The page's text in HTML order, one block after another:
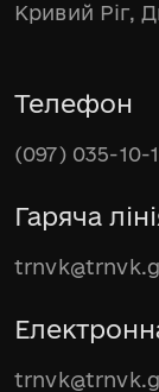
Кривий Ріг,
Телефон
(097) 035-10-
Гаряча